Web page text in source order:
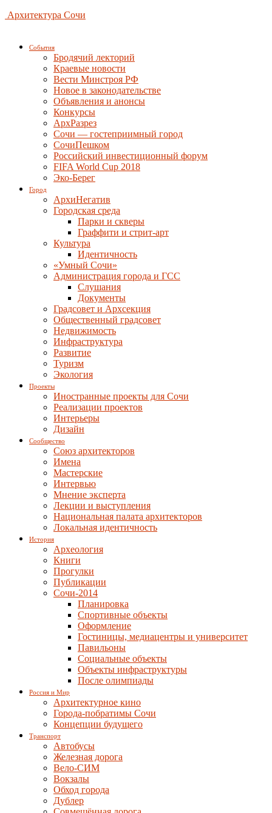
Архитектура Сочи
События
Бродячий лекторий
Краевые новости
Вести Минстроя РФ
Новое в законодательстве
Объявления и анонсы
Конкурсы
АрхРазрез
Сочи — гостеприимный город
СочиПешком
Российский инвестиционный форум
FIFA World Cup 2018
Эко-Берег
Город
АрхиНегатив
Городская среда
Парки и скверы
Граффити и стрит-арт
Культура
Идентичность
«Умный Сочи»
Администрация города и ГСС
Слушания
Документы
Градсовет и Архсекция
Общественный градсовет
Недвижимость
Инфраструктура
Развитие
Туризм
Экология
Проекты
Иностранные проекты для Сочи
Реализации проектов
Интерьеры
Дизайн
Сообщество
Союз архитекторов
Имена
Мастерские
Интервью
Мнение эксперта
Лекции и выступления
Национальная палата архитекторов
Локальная идентичность
История
Археология
Книги
Прогулки
Публикации
Сочи-2014
Планировка
Спортивные объекты
Оформление
Гостиницы, медиацентры и университет
Павильоны
Социальные объекты
Объекты инфраструктуры
После олимпиады
Россия и Мир
Архитектурное кино
Города-побратимы Сочи
Концепции будущего
Транспорт
Автобусы
Железная дорога
Вело-СИМ
Вокзалы
Обход города
Дублер